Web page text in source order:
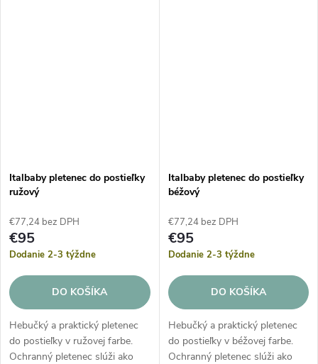
Italbaby pletenec do postieľky
ružový
€77,24 bez DPH
€95
Dodanie 2-3 týždne
DO KOŠÍKA
Hebučký a praktický pletenec
do postieľky v ružovej farbe.
Ochranný pletenec slúži ako
Italbaby pletenec do postieľky
béžový
€77,24 bez DPH
€95
Dodanie 2-3 týždne
DO KOŠÍKA
Hebučký a praktický pletenec
do postieľky v béžovej farbe.
Ochranný pletenec slúži ako